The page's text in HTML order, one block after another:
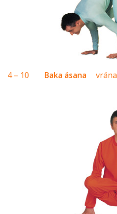
4 – 10 Baka ásana vrána